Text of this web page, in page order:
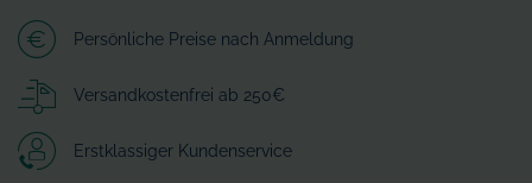
Persönliche Preise nach Anmeldung
Versandkostenfrei ab 250€
Erstklassiger Kundenservice